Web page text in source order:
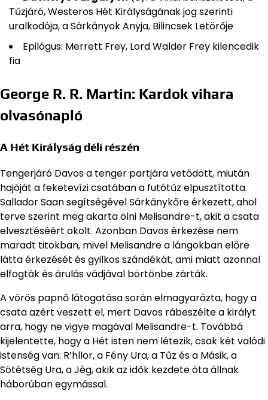
Tűzjáró, Westeros Hét Királyságának jog szerinti
uralkodója, a Sárkányok Anyja, Bilincsek Letörője
Epilógus: Merrett Frey, Lord Walder Frey kilencedik
fia
George R. R. Martin: Kardok vihara
olvasónapló
A Hét Királyság déli részén
Tengerjáró Davos a tenger partjára vetődött, miután
hajóját a feketevízi csatában a futótűz elpusztította.
Sallador Saan segítségével Sárkánykőre érkezett, ahol
terve szerint meg akarta ölni Melisandre-t, akit a csata
elvesztéséért okolt. Azonban Davos érkezése nem
maradt titokban, mivel Melisandre a lángokban előre
látta érkezését és gyilkos szándékát, ami miatt azonnal
elfogták és árulás vádjával börtönbe zárták.
A vörös papnő látogatása során elmagyarázta, hogy a
csata azért veszett el, mert Davos rábeszélte a királyt
arra, hogy ne vigye magával Melisandre-t. Továbbá
kijelentette, hogy a Hét isten nem létezik, csak két valódi
istenség van: R’hllor, a Fény Ura, a Tűz és a Másik, a
Sötétség Ura, a Jég, akik az idők kezdete óta állnak
háborúban egymással.